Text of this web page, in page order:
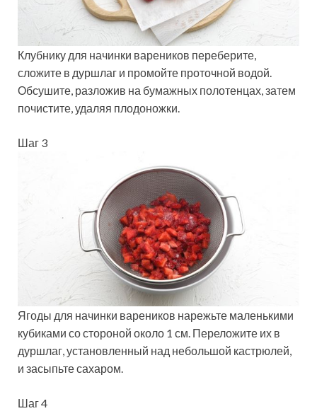
Клубнику для начинки вареников переберите,
сложите в дуршлаг и промойте проточной водой.
Обсушите, разложив на бумажных полотенцах, затем
почистите, удаляя плодоножки.
Шаг 3
Ягоды для начинки вареников нарежьте маленькими
кубиками со стороной около 1 см. Переложите их в
дуршлаг, установленный над небольшой кастрюлей,
и засыпьте сахаром.
Шаг 4